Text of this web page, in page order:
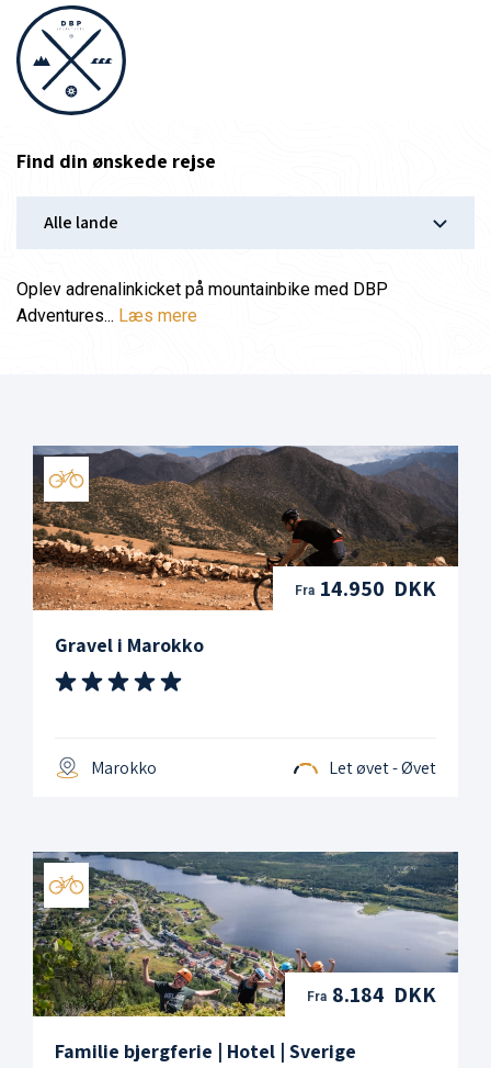
Find din ønskede rejse
Oplev adrenalinkicket på mountainbike med DBP
Adventures... Læs mere
Fra 14.950 DKK
Gravel i Marokko
Marokko Let øvet - Øvet
Fra 8.184 DKK
Familie bjergferie | Hotel | Sverige